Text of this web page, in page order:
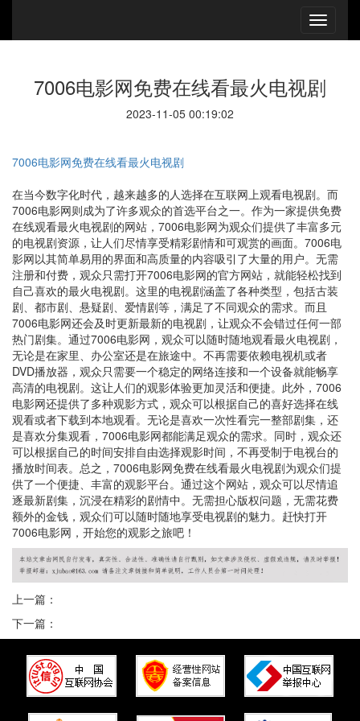
7006电影网免费在线看最火电视剧
2023-11-05 00:19:02
7006电影网免费在线看最火电视剧
在当今数字化时代，越来越多的人选择在互联网上观看电视剧。而
7006电影网则成为了许多观众的首选平台之一。作为一家提供免费
在线观看最火电视剧的网站，7006电影网为观众们提供了丰富多元
的电视剧资源，让人们尽情享受精彩剧情和可观赏的画面。7006电
影网以其简单易用的界面和高质量的内容吸引了大量的用户。无需
注册和付费，观众只需打开7006电影网的官方网站，就能轻松找到
自己喜欢的最火电视剧。这里的电视剧涵盖了各种类型，包括古装
剧、都市剧、悬疑剧、爱情剧等，满足了不同观众的需求。而且
7006电影网还会及时更新最新的电视剧，让观众不会错过任何一部
热门剧集。通过7006电影网，观众可以随时随地观看最火电视剧，
无论是在家里、办公室还是在旅途中。不再需要依赖电视机或者
DVD播放器，观众只需要一个稳定的网络连接和一个设备就能畅享
高清的电视剧。这让人们的观影体验更加灵活和便捷。此外，7006
电影网还提供了多种观影方式，观众可以根据自己的喜好选择在线
观看或者下载到本地观看。无论是喜欢一次性看完一整部剧集，还
是喜欢分集观看，7006电影网都能满足观众的需求。同时，观众还
可以根据自己的时间安排自由选择观影时间，不再受制于电视台的
播放时间表。总之，7006电影网免费在线看最火电视剧为观众们提
供了一个便捷、丰富的观影平台。通过这个网站，观众可以尽情追
逐最新剧集，沉浸在精彩的剧情中。无需担心版权问题，无需花费
额外的金钱，观众们可以随时随地享受电视剧的魅力。赶快打开
7006电影网，开始您的观影之旅吧！
上一篇：
下一篇：